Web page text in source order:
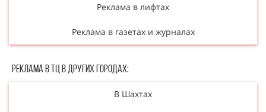
Реклама в лифтах
Реклама в газетах и журналах
Реклама в ТЦ в Других городах:
В Шахтах